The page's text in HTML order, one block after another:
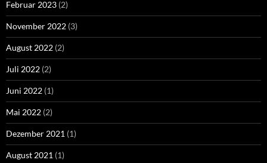
Februar 2023 (2)
November 2022 (3)
August 2022 (2)
Juli 2022 (2)
Juni 2022 (1)
Mai 2022 (2)
Dezember 2021 (1)
August 2021 (1)